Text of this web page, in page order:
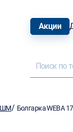
Акции
/ Болгарка WEBA